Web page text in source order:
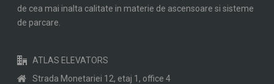
de cea mai inalta calitate in materie de ascensoare si sisteme
de parcare.
ATLAS ELEVATORS
Strada Monetariei 12, etaj 1, office 4